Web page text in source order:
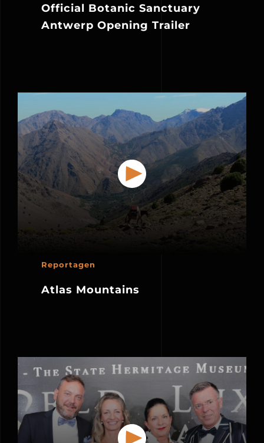
Official Botanic Sanctuary
Antwerp Opening Trailer
Reportagen
Atlas Mountains